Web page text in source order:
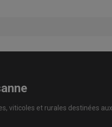
viticoles et rurales destinées aux